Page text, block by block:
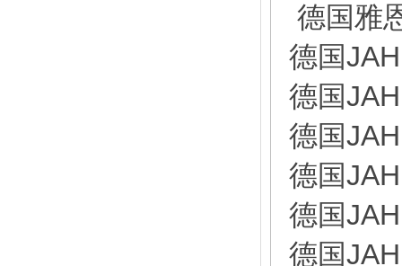
德国雅
德国
德国
德国
德国
德国
德国